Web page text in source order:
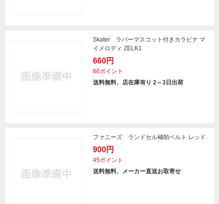
Skater ラバーマスコット付きカラビナ マ
イメロディ ZELK1
660円
66ポイント
送料無料、店在庫有り 2～3日出荷
ファニーズ ランドセル補助ベルト レッド
900円
45ポイント
送料無料、メーカー直送お取寄せ